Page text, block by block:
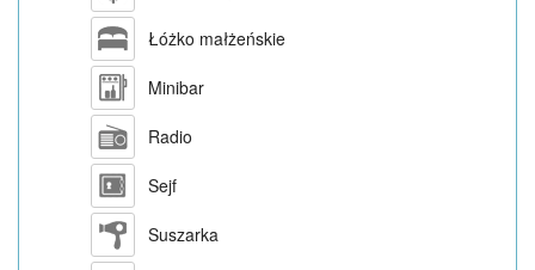
Łóżko małżeńskie
Minibar
Radio
Sejf
Suszarka